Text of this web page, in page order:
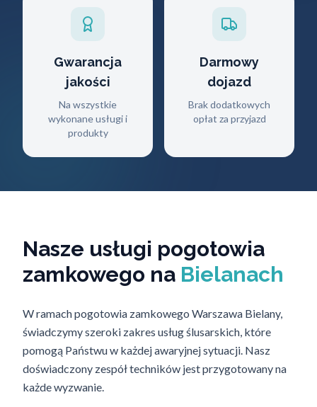
Gwarancja
jakości
Na wszystkie
wykonane usługi i
produkty
Darmowy
dojazd
Brak dodatkowych
opłat za przyjazd
Nasze usługi pogotowia
zamkowego na Bielanach
W ramach pogotowia zamkowego Warszawa Bielany,
świadczymy szeroki zakres usług ślusarskich, które
pomogą Państwu w każdej awaryjnej sytuacji. Nasz
doświadczony zespół techników jest przygotowany na
każde wyzwanie.